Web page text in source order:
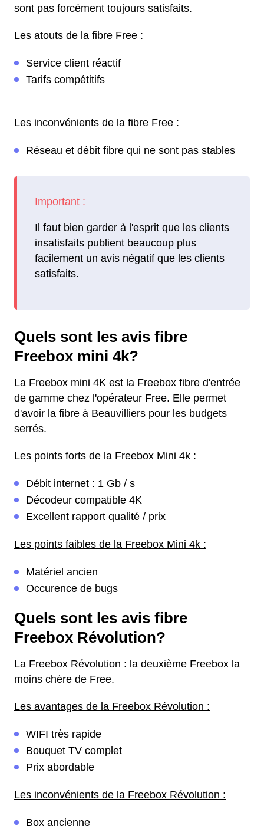
sont pas forcément toujours satisfaits.
Les atouts de la fibre Free :
Service client réactif
Tarifs compétitifs
Les inconvénients de la fibre Free :
Réseau et débit fibre qui ne sont pas stables
Il faut bien garder à l'esprit que les clients
insatisfaits publient beaucoup plus
facilement un avis négatif que les clients
satisfaits.
Quels sont les avis fibre
Freebox mini 4k?
La Freebox mini 4K est la Freebox fibre d'entrée
de gamme chez l'opérateur Free. Elle permet
d'avoir la fibre à Beauvilliers pour les budgets
serrés.
Les points forts de la Freebox Mini 4k :
Débit internet : 1 Gb / s
Décodeur compatible 4K
Excellent rapport qualité / prix
Les points faibles de la Freebox Mini 4k :
Matériel ancien
Occurence de bugs
Quels sont les avis fibre
Freebox Révolution?
La Freebox Révolution : la deuxième Freebox la
moins chère de Free.
Les avantages de la Freebox Révolution :
WIFI très rapide
Bouquet TV complet
Prix abordable
Les inconvénients de la Freebox Révolution :
Box ancienne